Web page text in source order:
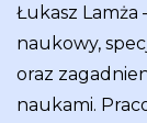
Łukasz
naukowy,
oraz
naukami.